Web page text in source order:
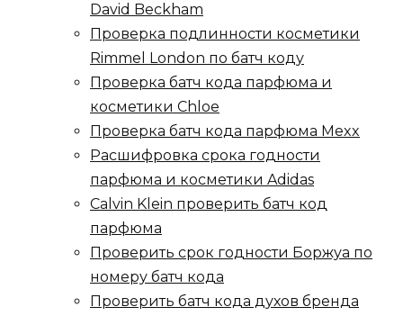
David Beckham
Проверка подлинности косметики
Rimmel London по батч коду
Проверка батч кода парфюма и
косметики Chloe
Проверка батч кода парфюма Mexx
Расшифровка срока годности
парфюма и косметики Adidas
Calvin Klein проверить батч код
парфюма
Проверить срок годности Боржуа по
номеру батч кода
Проверить батч кода духов бренда